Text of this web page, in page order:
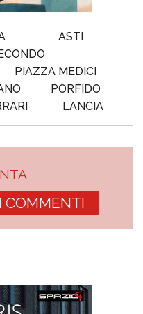
ASTI
PIAZZA MEDICI
PORFIDO
LANCIA
COMMENTI